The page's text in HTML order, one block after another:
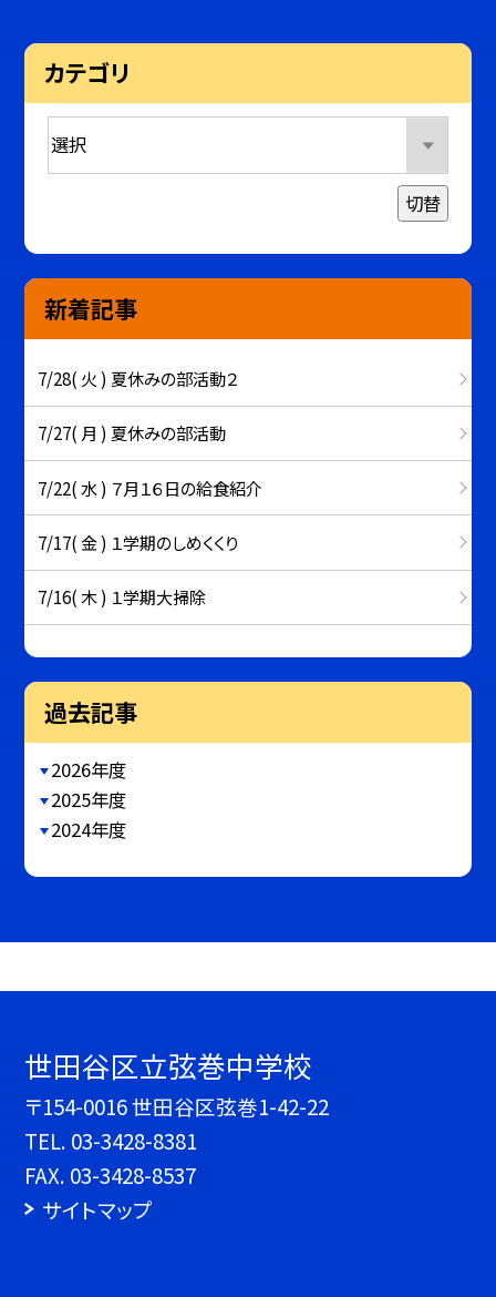
カテゴリ
切替
新着記事
7/28( 火 ) 夏休みの部活動２
7/27( 月 ) 夏休みの部活動
7/22( 水 ) ７月１６日の給食紹介
7/17( 金 ) １学期のしめくくり
7/16( 木 ) １学期大掃除
過去記事
2026年度
2025年度
2024年度
世田谷区立弦巻中学校
〒154-0016 世田谷区弦巻1-42-22
TEL. 03-3428-8381
FAX. 03-3428-8537
サイトマップ